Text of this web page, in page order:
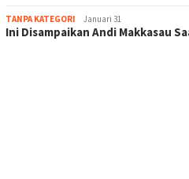
TANPA KATEGORI Januari 31
Ini Disampaikan Andi Makkasau